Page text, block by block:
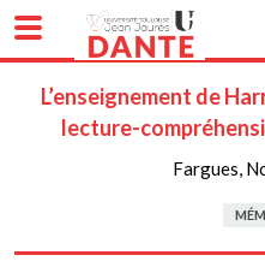
L’enseignement de
lecture-
Fargues,